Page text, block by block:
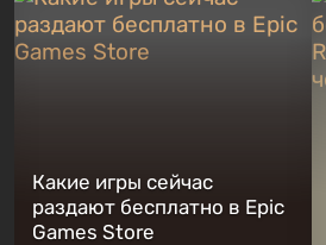
Какие игры сейчас
раздают бесплатно в Epic
Games Store